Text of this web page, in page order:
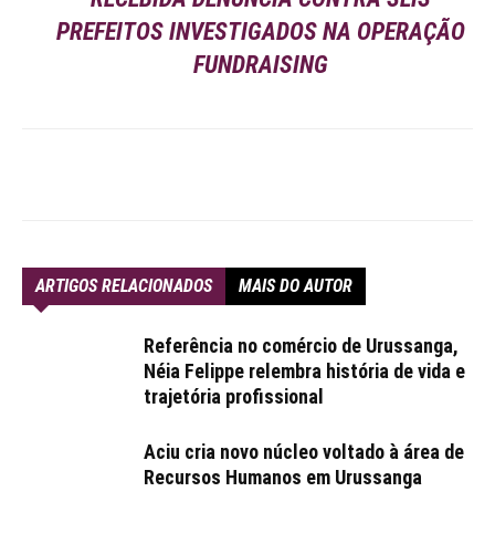
PREFEITOS INVESTIGADOS NA OPERAÇÃO
FUNDRAISING
ARTIGOS RELACIONADOS MAIS DO AUTOR
Referência no comércio de Urussanga,
Néia Felippe relembra história de vida e
trajetória profissional
Aciu cria novo núcleo voltado à área de
Recursos Humanos em Urussanga